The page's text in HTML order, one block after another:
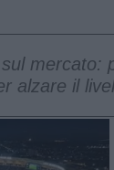
mercato:
alzare il